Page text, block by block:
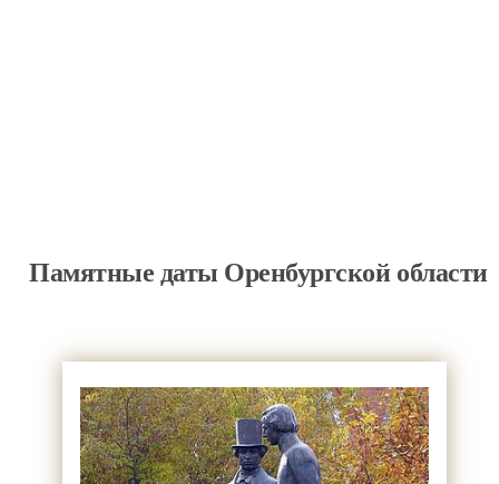
Памятные даты Оренбургской области